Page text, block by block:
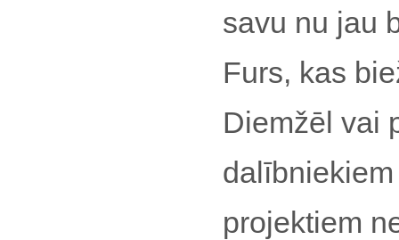
savu nu jau
Furs, kas
Diemžēl vai
projektiem